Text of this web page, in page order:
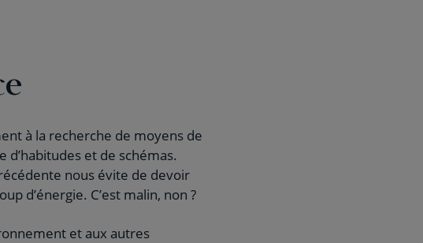
à la recherche de moyens de
et de schémas.
nous évite de devoir
d’énergie. C’est malin, non ?
et aux autres